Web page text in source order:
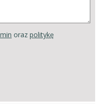
oraz politykę